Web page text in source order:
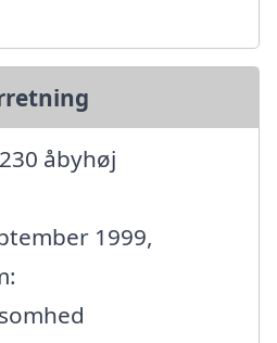
åbyhøj
1999,